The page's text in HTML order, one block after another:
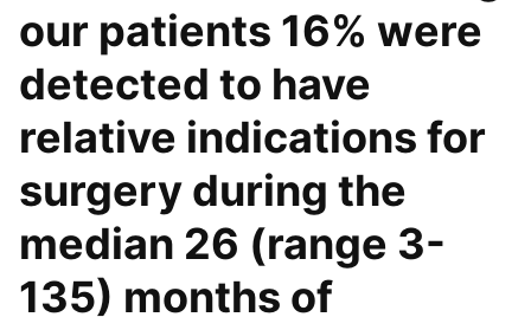
our patients 16% were
detected to have
relative indications for
surgery during the
median 26 (range 3-
135) months of